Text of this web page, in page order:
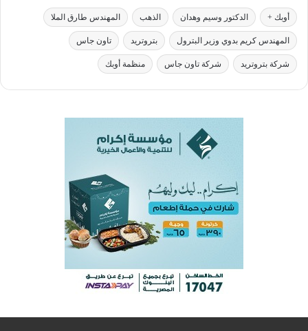
أوبك + الدكتور وسيم وهدان الذهب المهندس طارق الملا
المهندس كريم بدوي وزير البترول بتروتريد تاون جاس
شركة بتروتريد شركة تاون جاس منظمة أوبك